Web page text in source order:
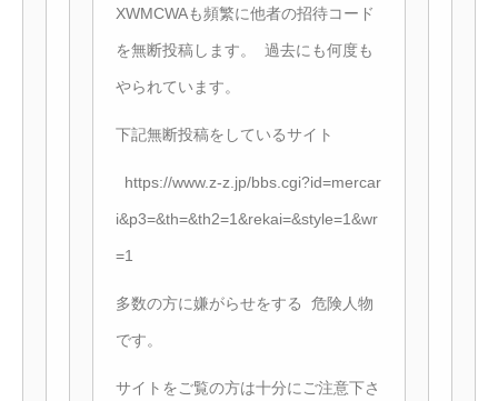
XWMCWAも頻繁に他者の招待コード
を無断投稿します。 過去にも何度も
やられています。
下記無断投稿をしているサイト
https://www.z-z.jp/bbs.cgi?id=mercar
i&p3=&th=&th2=1&rekai=&style=1&wr
=1
多数の方に嫌がらせをする 危険人物
です。
サイトをご覧の方は十分にご注意下さ